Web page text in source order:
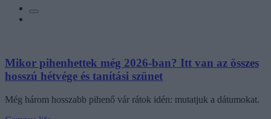
Mikor pihenhettek még 2026-ban? Itt van az összes
hosszú hétvége és tanítási szünet
Még három hosszabb pihenő vár rátok idén: mutatjuk a dátumokat.